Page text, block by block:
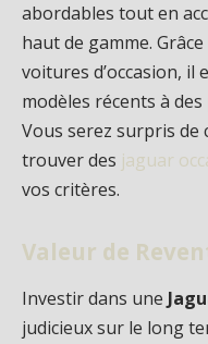
abordables tout en
haut de gamme.
voitures d’occasion, il
modèles récents à
Vous serez surpris de
trouver des jaguar
vos critères.
Valeur de
Investir dans une
judicieux sur le long